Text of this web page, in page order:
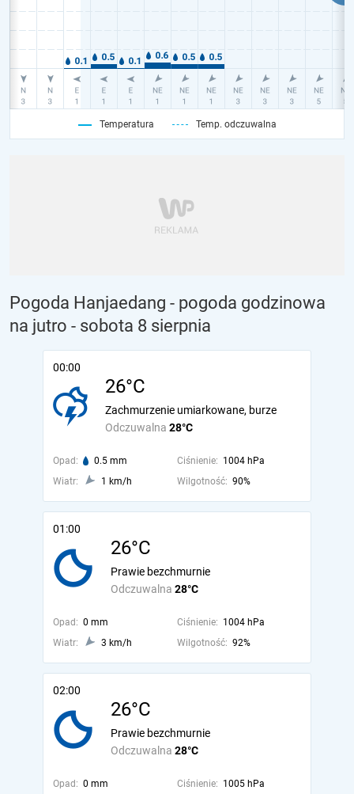
Temperatura Temp. odczuwalna
Pogoda Hanjaedang - pogoda godzinowa
na jutro - sobota 8 sierpnia
00:00
26°C
Odczuwalna 28°C
Zachmurzenie umiarkowane, burze
Opad: 0.5 mm Ciśnienie: 1004 hPa
Wiatr:
1 km/h Wilgotność: 90%
01:00
26°C
Odczuwalna 28°C
Prawie bezchmurnie
Opad: 0 mm Ciśnienie: 1004 hPa
Wiatr:
3 km/h Wilgotność: 92%
02:00
26°C
Odczuwalna 28°C
Prawie bezchmurnie
Opad: 0 mm Ciśnienie: 1005 hPa